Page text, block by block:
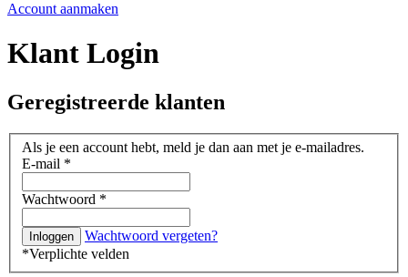
Account aanmaken
Klant Login
Geregistreerde klanten
Als je een account hebt, meld je dan aan met je e-mailadres.
E-mail *
Wachtwoord *
Inloggen
Wachtwoord vergeten?
*Verplichte velden